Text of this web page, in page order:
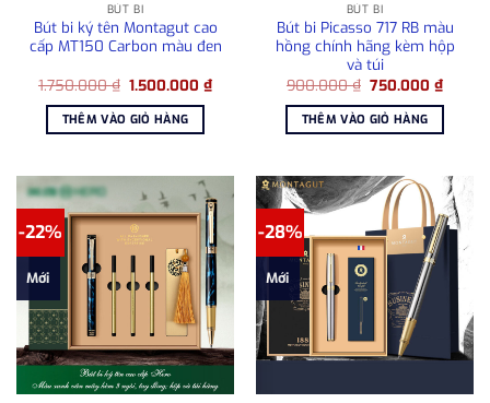
BÚT BI
Bút bi ký tên Montagut cao
cấp MT150 Carbon màu đen
1.750.000₫ Giá
là:
1.750.000 ₫.
1.500.000₫Giá
hiện
1.500.000 ₫.
THÊM VÀO GIỎ HÀNG
BÚT BI
Bút bi Picasso 717 RB màu
hồng chính hãng kèm hộp
và túi
900.000₫ Giá
là:
900.000 ₫.
750.000₫Giá
hiện
THÊM VÀO GIỎ HÀNG
-22%
Mới
-28%
Mới